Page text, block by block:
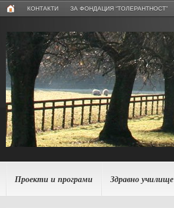
КОНТАКТИ ЗА ФОНДАЦИЯ “ТОЛЕРАНТНОСТ”
Проекти и програми Здравно училище